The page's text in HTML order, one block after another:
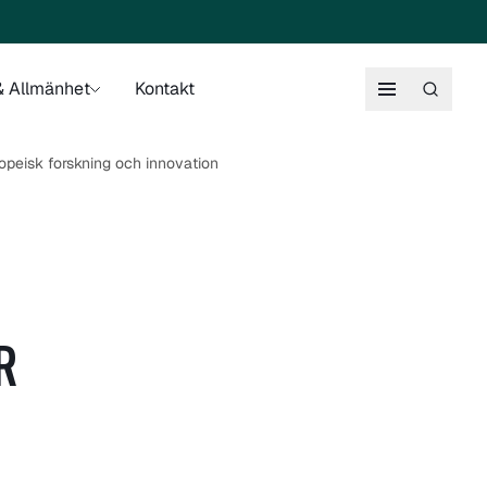
Allmänhet Kontakt
forskning och innovation